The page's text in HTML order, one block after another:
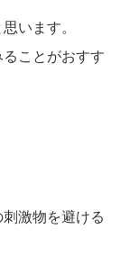
います。
ことがおすす
激物を避ける